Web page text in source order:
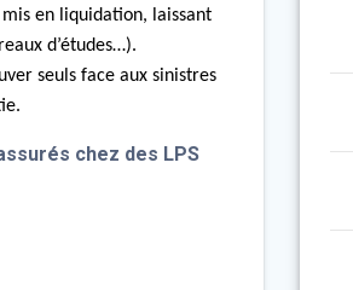
mis en liquidation, laissant
d’études…).
seuls face aux sinistres
chez des LPS